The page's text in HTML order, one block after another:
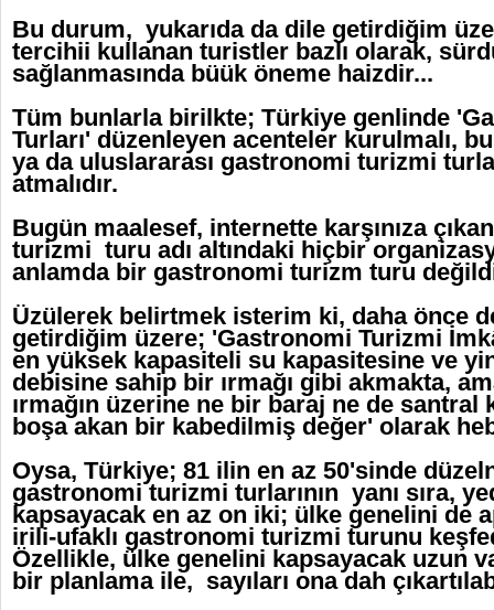
Bu durum, yukarıda da dile getirdiğim
tercihii kullanan turistler bazlı olarak,
sağlanmasında büük öneme haizdir...
Tüm bunlarla birilkte; Türkiye genlinde
Turları' düzenleyen acenteler kurulmalı,
ya da uluslararası gastronomi turizmi
atmalıdır.
Bugün maalesef, internette karşınıza
turizmi turu adı altındaki hiçbir
anlamda bir gastronomi turizm turu
Üzülerek belirtmek isterim ki, daha önce
getirdiğim üzere; 'Gastronomi Turizmi
en yüksek kapasiteli su kapasitesine ve
debisine sahip bir ırmağı gibi akmakta,
ırmağın üzerine ne bir baraj ne de santral
boşa akan bir kabedilmiş değer' olarak
Oysa, Türkiye; 81 ilin en az 50'sinde
gastronomi turizmi turlarının yanı sıra,
kapsayacak en az on iki; ülke genelini de
irili-ufaklı gastronomi turizmi turunu
Özellikle, ülke genelini kapsayacak uzun
bir planlama ile, sayıları ona dah